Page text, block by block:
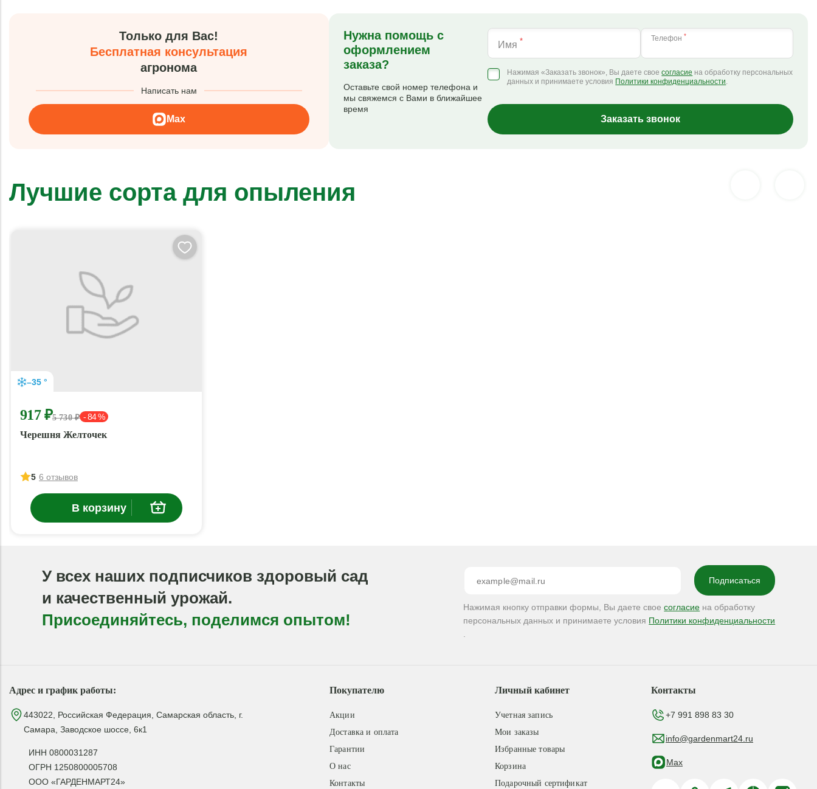
Только для Вас!
Бесплатная консультация
агронома
Написать нам
Max
Нужна помощь с
оформлением
заказа?
Оставьте свой номер телефона и
мы свяжемся с Вами в ближайшее
время
Имя * Телефон *
Нажимая «Заказать звонок», Вы даете своесогласие на обработку персональных
данных и принимаете условия Политики конфиденциальности.
Заказать звонок
Лучшие сорта для опыления
–35 °
917 ₽5 730 ₽ - 84 %
Черешня Желточек
5 6 отзывов
В корзину
У всех наших подписчиков здоровый сад
и качественный урожай.
Присоединяйтесь, поделимся опытом!
Нажимая кнопку отправки формы, Вы даете своесогласие на обработку
персональных данных и принимаете условия Политики конфиденциальности
Адрес и график работы:
443022, Российская Федерация, Самарская область, г.
Самара, Заводское шоссе, 6к1
ИНН 0800031287
ОГРН 1250800005708
ООО «ГАРДЕНМАРТ24»
Покупателю
Акции
Доставка и оплата
Гарантии
О нас
Контакты
Личный кабинет
Учетная запись
Мои заказы
Избранные товары
Корзина
Подарочный сертификат
Контакты
+7 991 898 83 30
info@gardenmart24.ru
Max